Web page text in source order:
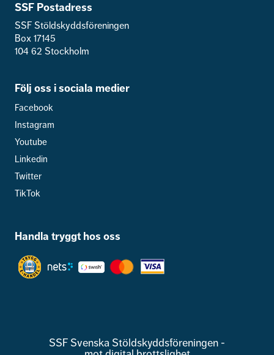
SSF Postadress
SSF Stöldskyddsföreningen
Box 17145
104 62 Stockholm
Följ oss i sociala medier
Facebook
Instagram
Youtube
Linkedin
Twitter
TikTok
Handla tryggt hos oss
SSF Svenska Stöldskyddsföreningen -